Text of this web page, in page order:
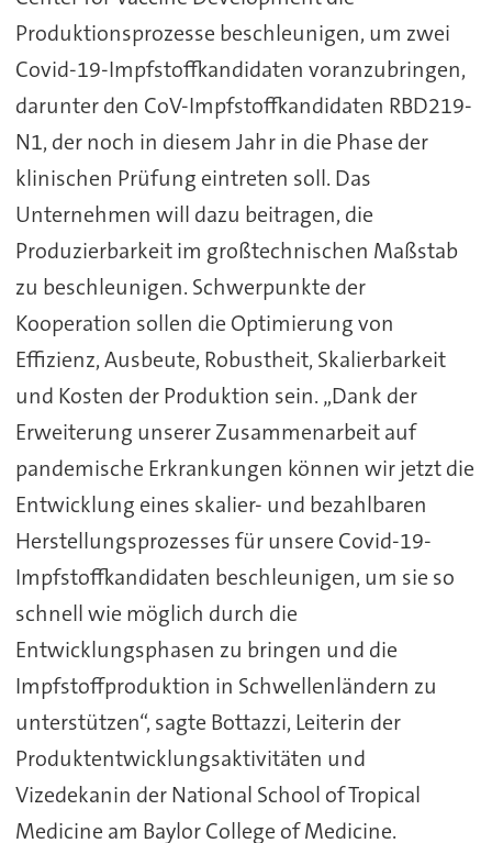
Produktionsprozesse beschleunigen, um zwei
Covid-19-Impfstoffkandidaten voranzubringen,
darunter den CoV-Impfstoffkandidaten RBD219-
N1, der noch in diesem Jahr in die Phase der
klinischen Prüfung eintreten soll. Das
Unternehmen will dazu beitragen, die
Produzierbarkeit im großtechnischen Maßstab
zu beschleunigen. Schwerpunkte der
Kooperation sollen die Optimierung von
Effizienz, Ausbeute, Robustheit, Skalierbarkeit
und Kosten der Produktion sein. „Dank der
Erweiterung unserer Zusammenarbeit auf
pandemische Erkrankungen können wir jetzt die
Entwicklung eines skalier- und bezahlbaren
Herstellungsprozesses für unsere Covid-19-
Impfstoffkandidaten beschleunigen, um sie so
schnell wie möglich durch die
Entwicklungsphasen zu bringen und die
Impfstoffproduktion in Schwellenländern zu
unterstützen“, sagte Bottazzi, Leiterin der
Produktentwicklungsaktivitäten und
Vizedekanin der National School of Tropical
Medicine am Baylor College of Medicine.